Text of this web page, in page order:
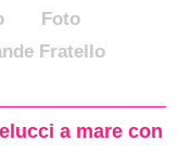
Foto
Fratello
a mare con